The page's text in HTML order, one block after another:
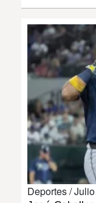
INSÓLITAS
MULTIMEDIA
IMPRESO
Deportes /